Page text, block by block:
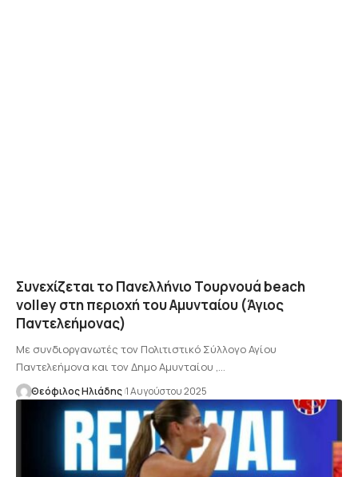
Συνεχίζεται το Πανελλήνιο Τουρνουά beach
volley στη περιοχή του Αμυνταίου (Άγιος
Παντελεήμονας)
Mε συνδιοργανωτές τον Πολιτιστικό Σύλλογο Αγίου
Παντελεήμονα και τον Δημο Αμυνταίου ,…
Θεόφιλος Ηλιάδης 1 Αυγούστου 2025